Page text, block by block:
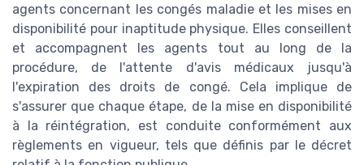
agents concernant les congés maladie et les mises en
disponibilité pour inaptitude physique. Elles conseillent
et accompagnent les agents tout au long de la
procédure, de l'attente d'avis médicaux jusqu'à
l'expiration des droits de congé. Cela implique de
s'assurer que chaque étape, de la mise en disponibilité
à la réintégration, est conduite conformément aux
règlements en vigueur, tels que définis par le décret